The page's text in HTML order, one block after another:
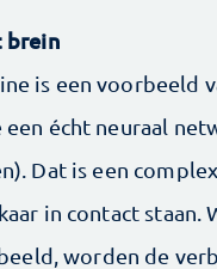
brein
is een voorbeeld
écht neuraal
Dat is een
in contact staan.
worden de